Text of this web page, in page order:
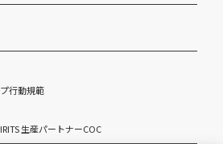
行動規範
生産パートナーCOC